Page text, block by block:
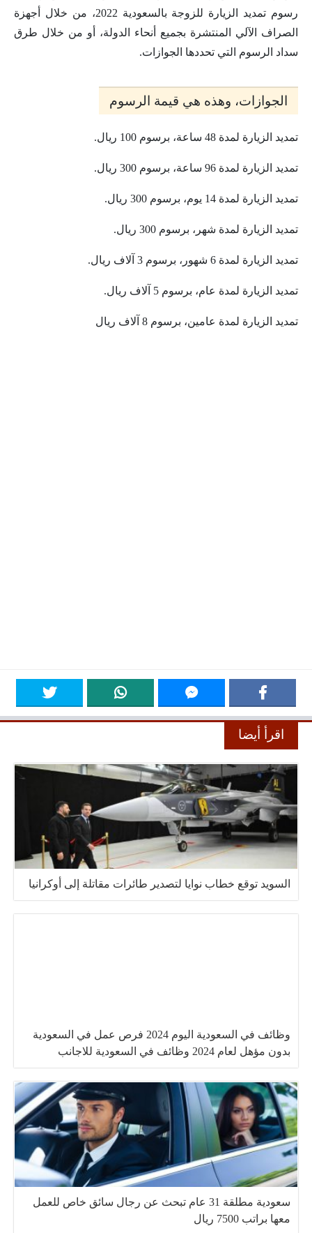
رسوم تمديد الزيارة للزوجة بالسعودية 2022، من خلال أجهزة
الصراف الآلي المنتشرة بجميع أنحاء الدولة، أو من خلال طرق
سداد الرسوم التي تحددها الجوازات.
الجوازات، وهذه هي قيمة الرسوم
تمديد الزيارة لمدة 48 ساعة، برسوم 100 ريال.
تمديد الزيارة لمدة 96 ساعة، برسوم 300 ريال.
تمديد الزيارة لمدة 14 يوم، برسوم 300 ريال.
تمديد الزيارة لمدة شهر، برسوم 300 ريال.
تمديد الزيارة لمدة 6 شهور، برسوم 3 آلاف ريال.
تمديد الزيارة لمدة عام، برسوم 5 آلاف ريال.
تمديد الزيارة لمدة عامين، برسوم 8 آلاف ريال
اقرأ أيضا
السويد توقع خطاب نوايا لتصدير طائرات مقاتلة إلى أوكرانيا
وظائف في السعودية اليوم 2024 فرص عمل في السعودية
بدون مؤهل لعام 2024 وظائف في السعودية للاجانب
سعودية مطلقة 31 عام تبحث عن رجال سائق خاص للعمل
معها براتب 7500 ريال